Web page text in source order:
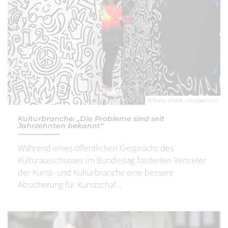
© Marty O’Neill / unsplash.com
Kulturbranche: „Die Probleme sind seit
Jahrzehnten bekannt“
Während eines öffentlichen Gesprächs des
Kulturausschusses im Bundestag forderten Vertreter
der Kunst- und Kulturbranche eine bessere
Absicherung für Kunstschaf...